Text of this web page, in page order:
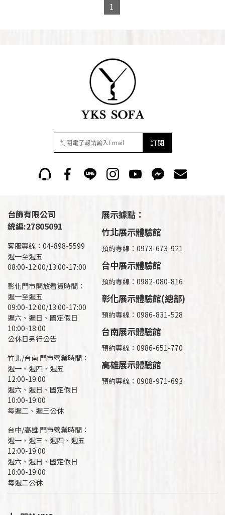
1
訂閱
台飾有限公司
統編:27805091
客服專線：04-898-5599
週一至週五
08:00-12:00/13:00-17:00
彰化門市開放看貨時間：
週一至週五
09:00-12:00/13:00-17:00
週六、週日、國定假日
10:00-18:00
公休日另行公告
竹北/台南 門市營業時間：
週一、週四、週五
12:00-19:00
週六、週日、國定假日
10:00-19:00
每週二、週三公休
台中/高雄 門市營業時間：
週一、週三、週四、週五
12:00-19:00
週六、週日、國定假日
10:00-19:00
每週二公休
展示據點：
竹北展示體驗館
預約專線：0973-673-921
台中展示體驗館
預約專線：0982-080-816
彰化展示體驗館(總部)
預約專線： 0986-831-528
台南展示體驗館
預約專線：0986-651-770
高雄展示體驗館
預約專線： 0908-971-693